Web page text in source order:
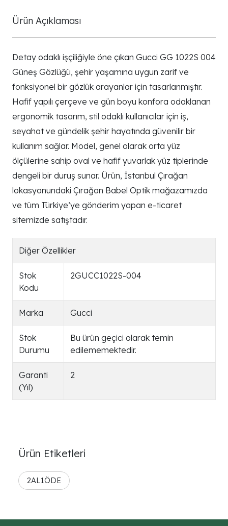
Ürün Açıklaması
Detay odaklı işçiliğiyle öne çıkan Gucci GG 1022S 004
Güneş Gözlüğü, şehir yaşamına uygun zarif ve
fonksiyonel bir gözlük arayanlar için tasarlanmıştır.
Hafif yapılı çerçeve ve gün boyu konfora odaklanan
ergonomik tasarım, stil odaklı kullanıcılar için iş,
seyahat ve gündelik şehir hayatında güvenilir bir
kullanım sağlar. Model, genel olarak orta yüz
ölçülerine sahip oval ve hafif yuvarlak yüz tiplerinde
dengeli bir duruş sunar. Ürün, İstanbul Çırağan
lokasyonundaki Çırağan Babel Optik mağazamızda
ve tüm Türkiye’ye gönderim yapan e-ticaret
sitemizde satıştadır.
Diğer Özellikler
Stok
Kodu
2GUCC1022S-004
Marka Gucci
Stok
Durumu
Bu ürün geçici olarak temin
edilememektedir.
Garanti
(Yıl)
2
Ürün Etiketleri
2AL1ÖDE